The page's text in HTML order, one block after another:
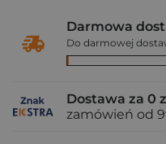
Darmowa
Do darmowej
Dostawa za 0
zamówień od